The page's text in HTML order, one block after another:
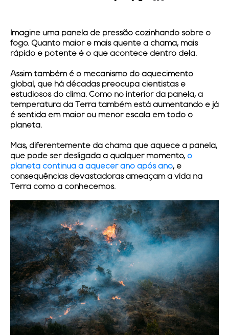
Imagine uma panela de pressão cozinhando sobre o
fogo. Quanto maior e mais quente a chama, mais
rápido e potente é o que acontece dentro dela.
Assim também é o mecanismo do aquecimento
global, que há décadas preocupa cientistas e
estudiosos do clima. Como no interior da panela, a
temperatura da Terra também está aumentando e já
é sentida em maior ou menor escala em todo o
planeta.
Mas, diferentemente da chama que aquece a panela,
que pode ser desligada a qualquer momento, o
planeta continua a aquecer ano após ano, e
consequências devastadoras ameaçam a vida na
Terra como a conhecemos.